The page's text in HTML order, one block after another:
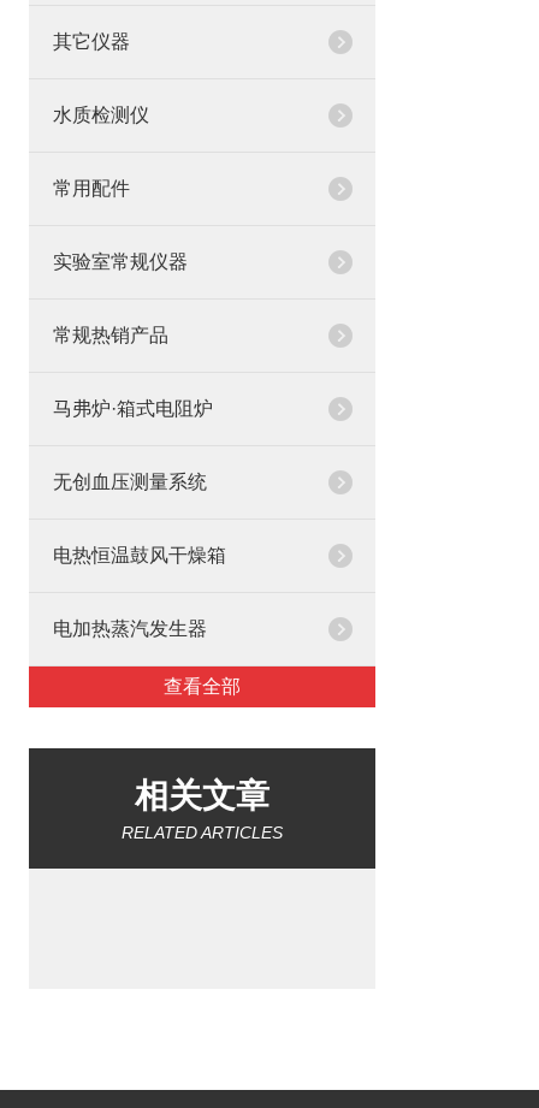
其它仪器
水质检测仪
常用配件
实验室常规仪器
常规热销产品
马弗炉·箱式电阻炉
无创血压测量系统
电热恒温鼓风干燥箱
电加热蒸汽发生器
查看全部
相关文章
RELATED ARTICLES